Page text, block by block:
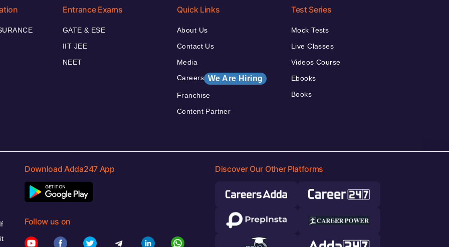
Entrance Exams
GATE & ESE
IIT JEE
NEET
Quick Links
About Us
Contact Us
Media
Careers We Are Hiring
Franchise
Content Partner
Test Series
Mock Tests
Live Classes
Videos Course
Ebooks
Books
Download Adda247 App
Follow us on
Discover Our Other Platforms